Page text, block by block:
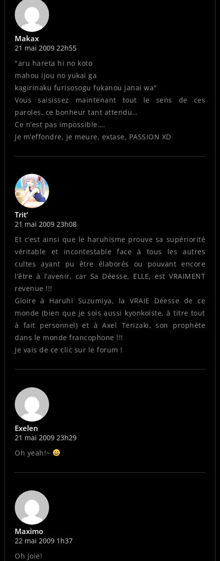
Makax
21 mai 2009 22h55
"aru hareta hi no koto
mahou ijou no yukai ga
kagirinaku furisosogu fukanou janai wa"
Vous saisissez maintenant tout le sens de ces
paroles, ce bonheur tant attendu…
Ce n’est pas impossible….
Je m’effondre, je meure, extase, PASSION XD
Trit’
21 mai 2009 23h08
Et c’est ainsi que le haruhisme prouve sa supériorité
véritable et incontestable face à tous les autres
cultes ayant pu être élaborés ou pouvant encore
l’être à l’avenir, car Sa Déesse, ELLE, est VRAIMENT
revenue !!!
Gloire à Haruhi Suzumiya, la VRAIE Déesse de ce
monde (bien que je sois aussi kyonkoïste, à titre tout
à fait personnel) et à Axel Terizaki, son prophète
dans le monde francophone !!!
Je vais de ce clic sur le forum !
Exelen
21 mai 2009 23h29
Oh yeah!~
Maximo
22 mai 2009 1h37
Oh Joie!